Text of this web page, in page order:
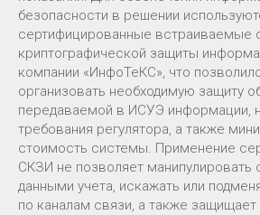
безопасности в решении
сертифицированные встраиваемые
криптографической защиты
компании «ИнфоТеКС», что
организовать необходимую защиту
передаваемой в ИСУЭ информации,
требования регулятора, а также
стоимость системы. Применение
СКЗИ не позволяет манипулировать
данными учета, искажать или
по каналам связи, а также